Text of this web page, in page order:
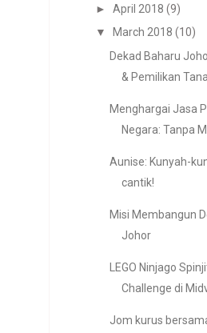
► April 2018 (9)
▼
March 2018 (10)
Dekad Baharu
& Pemilikan
Menghargai Jasa
Negara: Tanpa
Aunise: Kunyah-
cantik!
Misi Membangun
Johor
LEGO Ninjago
Challenge di
Jom kurus